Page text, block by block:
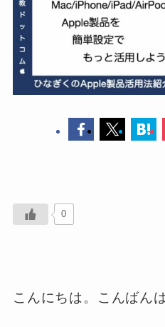
0
こんにちは。こんばん